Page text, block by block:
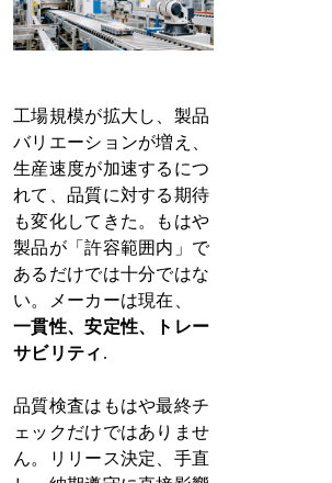
工場規模が拡大し、製品
バリエーションが増え、
生産速度が加速するにつ
れて、品質に対する期待
も変化してきた。もはや
製品が「許容範囲内」で
あるだけでは十分ではな
い。メーカーは現在、
一貫性、安定性、トレー
サビリティ .
品質検査はもはや最終チ
ェックだけではありませ
ん。リリース決定、手直